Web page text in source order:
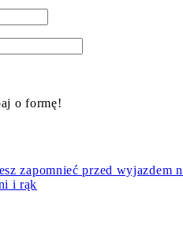
o formę!
zapomnieć przed wyjazdem
i rąk